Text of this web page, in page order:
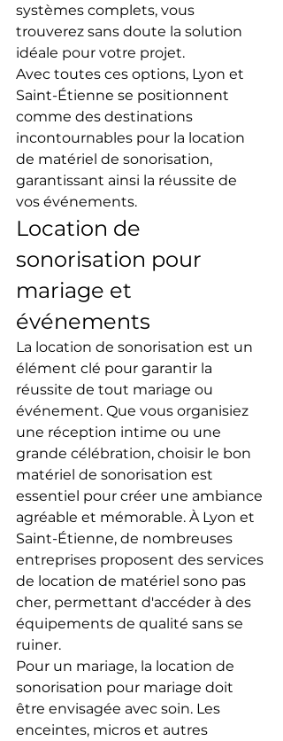
systèmes complets, vous
trouverez sans doute la solution
idéale pour votre projet.
Avec toutes ces options, Lyon et
Saint-Étienne se positionnent
comme des destinations
incontournables pour la location
de matériel de sonorisation,
garantissant ainsi la réussite de
vos événements.
Location de
sonorisation pour
mariage et
événements
La location de sonorisation est un
élément clé pour garantir la
réussite de tout mariage ou
événement. Que vous organisiez
une réception intime ou une
grande célébration, choisir le bon
matériel de sonorisation est
essentiel pour créer une ambiance
agréable et mémorable. À Lyon et
Saint-Étienne, de nombreuses
entreprises proposent des services
de location de matériel sono pas
cher, permettant d'accéder à des
équipements de qualité sans se
ruiner.
Pour un mariage, la location de
sonorisation pour mariage doit
être envisagée avec soin. Les
enceintes, micros et autres